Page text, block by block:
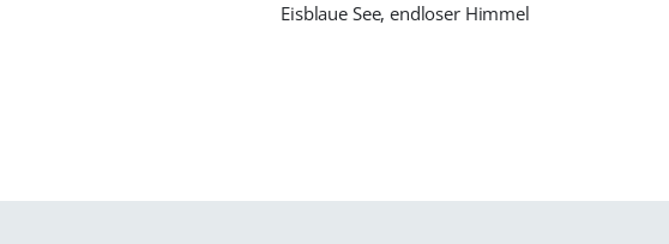
Eisblaue See, endloser Himmel